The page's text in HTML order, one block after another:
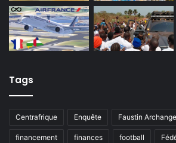
Tags
Centrafrique Enquête Faustin
financement finances football